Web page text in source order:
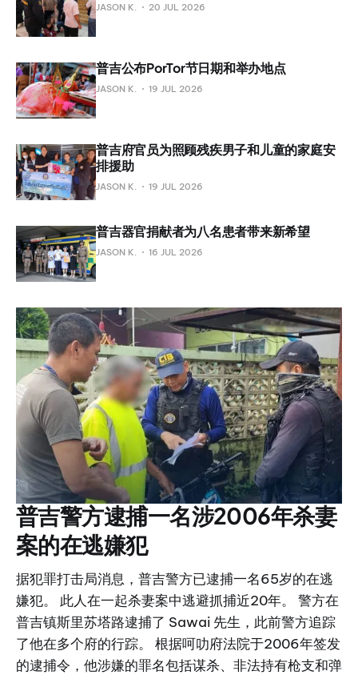
JASON K. 20 JUL 2026
普吉公布PorTor节日期和举办地点
JASON K. 19 JUL 2026
普吉府官员为照顾残疾男子和儿童的家庭安
排援助
JASON K. 19 JUL 2026
普吉器官捐献者为八名患者带来新希望
JASON K. 16 JUL 2026
普吉警方逮捕一名涉2006年杀妻
案的在逃嫌犯
据犯罪打击局消息，普吉警方已逮捕一名65岁的在逃
嫌犯。 此人在一起杀妻案中逃避抓捕近20年。 警方在
普吉镇斯里苏塔路逮捕了 Sawai 先生，此前警方追踪
了他在多个府的行踪。 根据呵叻府法院于2006年签发
的逮捕令，他涉嫌的罪名包括谋杀、非法持有枪支和弹